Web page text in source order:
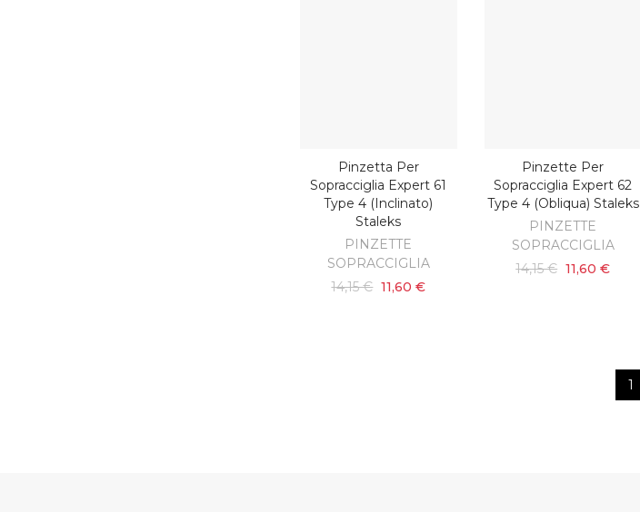
AGGIUNGI AL CARRELLO
Pinzetta Per
Sopracciglia Expert 61
Type 4 (inclinato)
Staleks
PINZETTE
SOPRACCIGLIA
14,15 € 11,60 €
AGGIUNGI AL CARRELLO
Pinzette Per
Sopracciglia Expert 62
Type 4 (obliqua) Staleks
PINZETTE
SOPRACCIGLIA
14,15 € 11,60 €
1